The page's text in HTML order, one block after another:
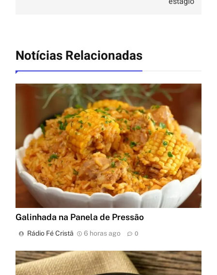
Notícias Relacionadas
Galinhada na Panela de Pressão
Rádio Fé Cristã 6 horas ago 0